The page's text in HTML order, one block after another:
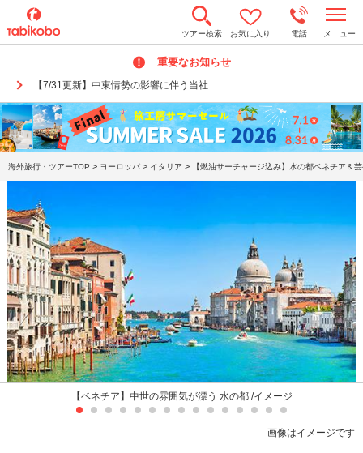
ツアー検索 お気に入り 電話 メニュー
重要なお知らせ
【7/31更新】中東情勢の影響に伴う当社…
o
n
a
v
i
g
a
海外旅行・ツアーTOP > ヨーロッパ > イタリア > 【燃油サーチャージ込み】水の都ベネチア
【ベネチア】中世の雰囲気が漂う 水の都 /イメージ
画像はイメージです